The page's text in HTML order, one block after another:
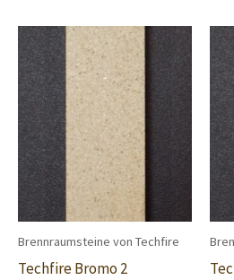
Brennraumsteine von Techfire
Techfire Bromo 2